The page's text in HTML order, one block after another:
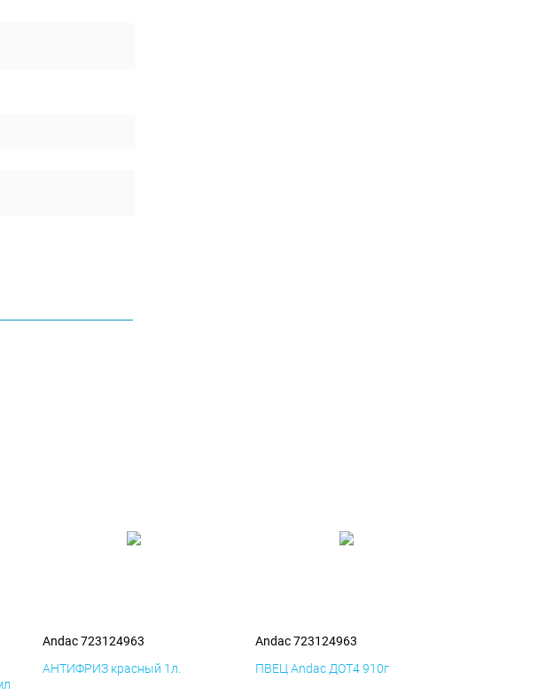
Andac 723124963
АНТИФРИЗ красный 1л.
Andac 723124963
ПВЕЦ Andac ДОТ4 910г